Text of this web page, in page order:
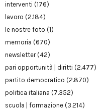
interventi (176)
lavoro (2.184)
le nostre foto (1)
memoria (670)
newsletter(42)
pari opportunità | diritti (2.477)
partito democratico (2.870)
politica italiana (7.352)
scuola | formazione (3.214)